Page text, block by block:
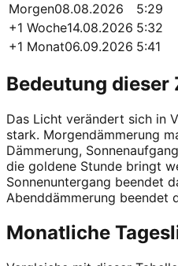
Morgen08.08.2026 5:29
+1 Woche14.08.2026 5:32
+1 Monat06.09.2026 5:41
Bedeutung dieser
Das Licht verändert sich in
stark. Morgendämmerung
Dämmerung,
die goldene Stunde bringt
Sonnenuntergang beendet
Abenddämmerung beendet
Monatliche